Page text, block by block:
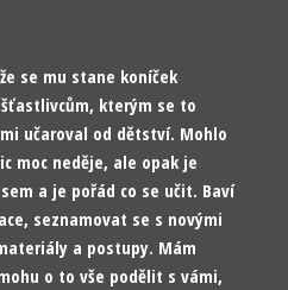
se mu stane koníček
kterým se to
učaroval od dětství. Mohlo
moc neděje, ale opak je
a je pořád co se učit. Baví
seznamovat se s novými
a postupy. Mám
o to vše podělit s vámi,